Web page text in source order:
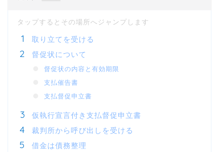
取り立てを受ける
督促状について
督促状の内容と有効期限
支払催告書
支払督促申立書
仮執行宣言付き支払督促申立書
裁判所から呼び出しを受ける
借金は債務整理